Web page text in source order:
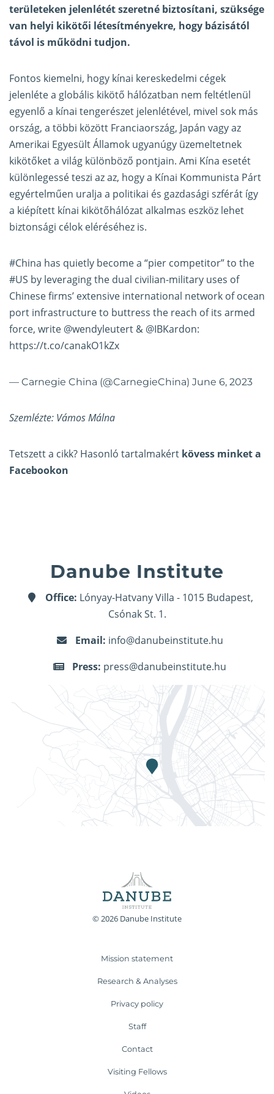
területeken jelenlétét szeretné biztosítani, szüksége
van helyi kikötői létesítményekre, hogy bázisától
távol is működni tudjon.
Fontos kiemelni, hogy kínai kereskedelmi cégek
jelenléte a globális kikötő hálózatban nem feltétlenül
egyenlő a kínai tengerészet jelenlétével, mivel sok más
ország, a többi között Franciaország, Japán vagy az
Amerikai Egyesült Államok ugyanúgy üzemeltetnek
kikötőket a világ különböző pontjain. Ami Kína esetét
különlegessé teszi az az, hogy a Kínai Kommunista Párt
egyértelműen uralja a politikai és gazdasági szférát így
a kiépített kínai kikötőhálózat alkalmas eszköz lehet
biztonsági célok eléréséhez is.
#China has quietly become a “pier competitor” to the
#US by leveraging the dual civilian-military uses of
Chinese firms’ extensive international network of ocean
port infrastructure to buttress the reach of its armed
force, write @wendyleutert & @IBKardon:
https://t.co/canakO1kZx
— Carnegie China (@CarnegieChina) June 6, 2023
Szemlézte: Vámos Málna
Tetszett a cikk? Hasonló tartalmakért kövess minket a
Facebookon
Danube Institute
Office: Lónyay-Hatvany Villa - 1015 Budapest,
Csónak St. 1.
Email: info@danubeinstitute.hu
Press: press@danubeinstitute.hu
© 2026 Danube Institute
Mission statement
Research & Analyses
Privacy policy
Staff
Contact
Visiting Fellows